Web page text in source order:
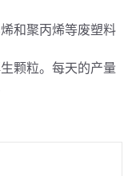
和聚丙烯等废塑料
颗粒。每天的产量